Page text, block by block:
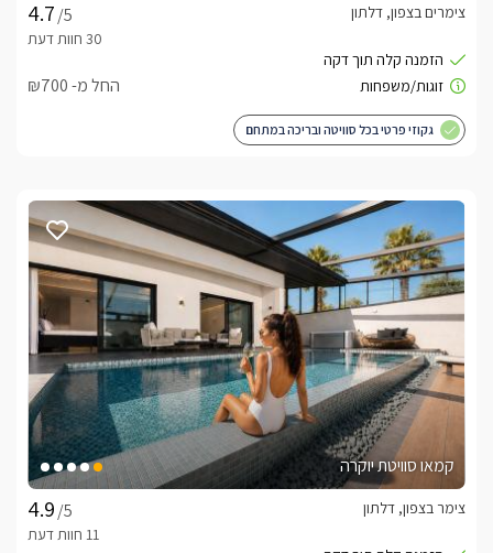
לפרטים נוספים או שאלות אנחנו פה לשירותכם
בברכה, בת שבע -
/5
צימרים בצפון, דלתון
החל מ- ₪700
גקוזי פרטי בכל סוויטה ובריכה במתחם
קמאו סוויטת יוקרה
/5
צימר בצפון, דלתון